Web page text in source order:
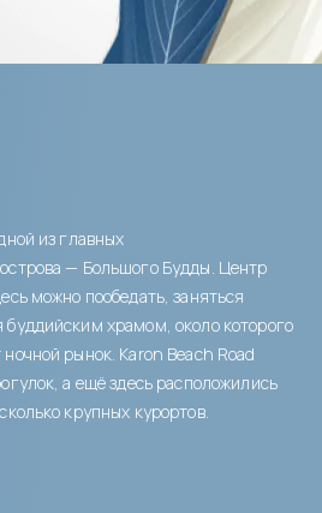
из главных
— Большого Будды. Центр
можно пообедать, заняться
храмом, около которого
рынок. Karon Beach Road
а ещё здесь расположились
крупных курортов.